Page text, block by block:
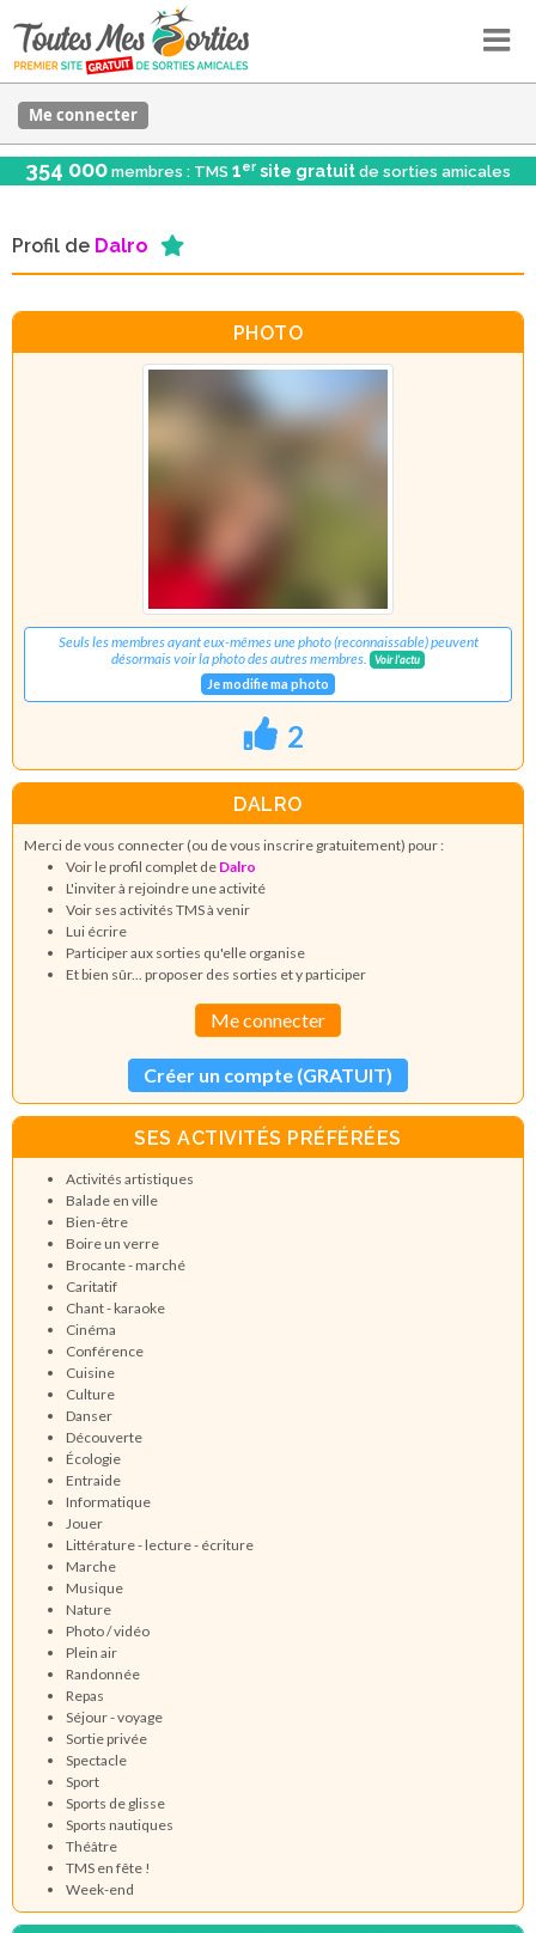
Me connecter
354 000 membres : TMS 1er site gratuit de sorties amicales
Profil de Dalro
PHOTO
Seuls les membres ayant eux-mêmes une photo (reconnaissable) peuvent
désormais voir la photo des autres membres.
Voir l'actu
Je modifie ma photo
2
DALRO
Merci de vous connecter (ou de vous inscrire gratuitement) pour :
Voir le profil complet de Dalro
L'inviter à rejoindre une activité
Voir ses activités TMS à venir
Lui écrire
Participer aux sorties qu'elle organise
Et bien sûr... proposer des sorties et y participer
Me connecter
Créer un compte (GRATUIT)
SES ACTIVITÉS PRÉFÉRÉES
Activités artistiques
Balade en ville
Bien-être
Boire un verre
Brocante - marché
Caritatif
Chant - karaoke
Cinéma
Conférence
Cuisine
Culture
Danser
Découverte
Écologie
Entraide
Informatique
Jouer
Littérature - lecture - écriture
Marche
Musique
Nature
Photo / vidéo
Plein air
Randonnée
Repas
Séjour - voyage
Sortie privée
Spectacle
Sport
Sports de glisse
Sports nautiques
Théâtre
TMS en fête !
Week-end